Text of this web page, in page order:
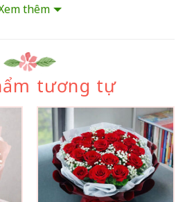
trong lớp giấy gói xanh dịu mắt,
được xem là biểu tượng của sự
và những cảm xúc chân thành. Khi
như thế này, không chỉ đơn
mà còn là cách bạn gửi đi thông
đến em, theo một cách nhẹ nhàng
là kiểu hoa rất phù hợp để tặng sinh
gái, hoặc thậm chí là một lời cảm
mà bạn trân quý. Tại Thành Công
được chăm chút kỹ lưỡng từ khâu
thêm
tương tự